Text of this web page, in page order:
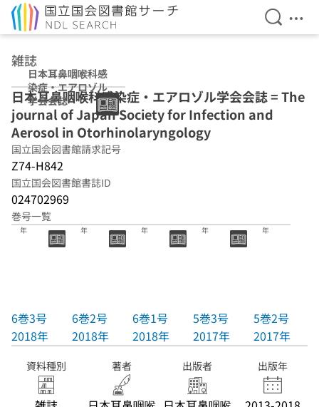
検索を
メ
雑誌
日本耳鼻咽喉科感
染症・エアロゾル
学会会誌
日本耳鼻咽喉科感染症・エアロゾル学会会誌 = The
journal of Japan Society for Infection and
Aerosol in Otorhinolaryngology
国立国会図書館請求記号
Z74-H842
国立国会図書館書誌ID
024702969
巻号一覧
6巻3号 2018
年
6巻3号
2018年
年
6巻2号
2018年
年
6巻1号
2018年
年
5巻3号
2017年
年
5巻2号
2017年
資料種別 著者 出版者 出版年